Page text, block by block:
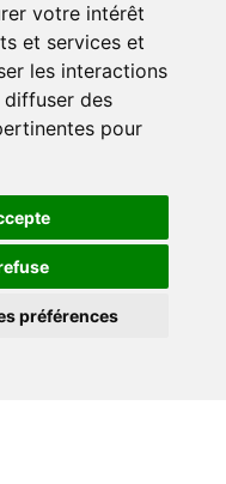
votre intérêt
et services et
les interactions
diffuser des
pour
préférences
Naval
Terrestre